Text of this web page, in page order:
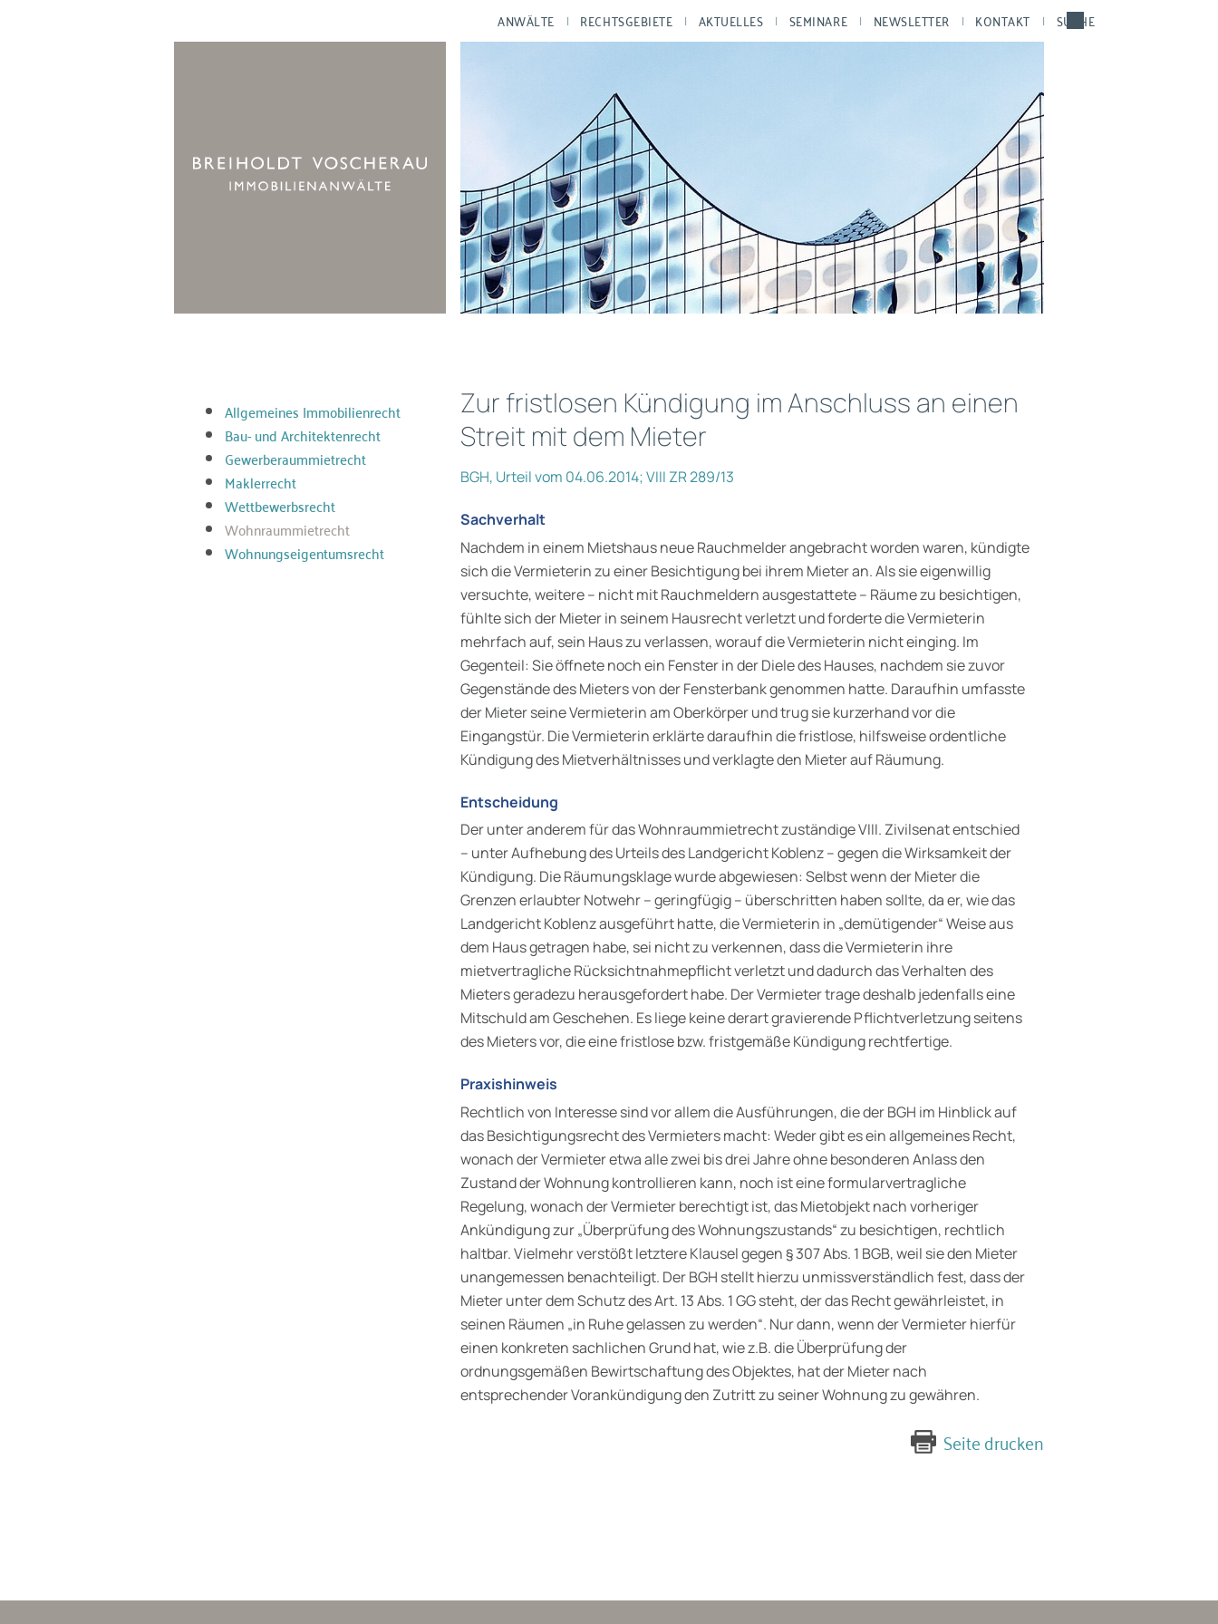
ANWÄLTE RECHTSGEBIETE AKTUELLES SEMINARE NEWSLETTER KONTAKT SUCHE
Allgemeines Immobilienrecht
Bau- und Architektenrecht
Gewerberaummietrecht
Maklerrecht
Wettbewerbsrecht
Wohnraummietrecht
Wohnungseigentumsrecht
Zur fristlosen Kündigung im Anschluss an einen
Streit mit dem Mieter
BGH, Urteil vom 04.06.2014; VIII ZR 289/13
Sachverhalt
Nachdem in einem Mietshaus neue Rauchmelder angebracht worden waren, kündigte
sich die Vermieterin zu einer Besichtigung bei ihrem Mieter an. Als sie eigenwillig
versuchte, weitere – nicht mit Rauchmeldern ausgestattete – Räume zu besichtigen,
fühlte sich der Mieter in seinem Hausrecht verletzt und forderte die Vermieterin
mehrfach auf, sein Haus zu verlassen, worauf die Vermieterin nicht einging. Im
Gegenteil: Sie öffnete noch ein Fenster in der Diele des Hauses, nachdem sie zuvor
Gegenstände des Mieters von der Fensterbank genommen hatte. Daraufhin umfasste
der Mieter seine Vermieterin am Oberkörper und trug sie kurzerhand vor die
Eingangstür. Die Vermieterin erklärte daraufhin die fristlose, hilfsweise ordentliche
Kündigung des Mietverhältnisses und verklagte den Mieter auf Räumung.
Entscheidung
Der unter anderem für das Wohnraummietrecht zuständige VIII. Zivilsenat entschied
– unter Aufhebung des Urteils des Landgericht Koblenz – gegen die Wirksamkeit der
Kündigung. Die Räumungsklage wurde abgewiesen: Selbst wenn der Mieter die
Grenzen erlaubter Notwehr – geringfügig – überschritten haben sollte, da er, wie das
Landgericht Koblenz ausgeführt hatte, die Vermieterin in „demütigender“ Weise aus
dem Haus getragen habe, sei nicht zu verkennen, dass die Vermieterin ihre
mietvertragliche Rücksichtnahmepflicht verletzt und dadurch das Verhalten des
Mieters geradezu herausgefordert habe. Der Vermieter trage deshalb jedenfalls eine
Mitschuld am Geschehen. Es liege keine derart gravierende Pflichtverletzung seitens
des Mieters vor, die eine fristlose bzw. fristgemäße Kündigung rechtfertige.
Praxishinweis
Rechtlich von Interesse sind vor allem die Ausführungen, die der BGH im Hinblick auf
das Besichtigungsrecht des Vermieters macht: Weder gibt es ein allgemeines Recht,
wonach der Vermieter etwa alle zwei bis drei Jahre ohne besonderen Anlass den
Zustand der Wohnung kontrollieren kann, noch ist eine formularvertragliche
Regelung, wonach der Vermieter berechtigt ist, das Mietobjekt nach vorheriger
Ankündigung zur „Überprüfung des Wohnungszustands“ zu besichtigen, rechtlich
haltbar. Vielmehr verstößt letztere Klausel gegen § 307 Abs. 1 BGB, weil sie den Mieter
unangemessen benachteiligt. Der BGH stellt hierzu unmissverständlich fest, dass der
Mieter unter dem Schutz des Art. 13 Abs. 1 GG steht, der das Recht gewährleistet, in
seinen Räumen „in Ruhe gelassen zu werden“. Nur dann, wenn der Vermieter hierfür
einen konkreten sachlichen Grund hat, wie z.B. die Überprüfung der
ordnungsgemäßen Bewirtschaftung des Objektes, hat der Mieter nach
entsprechender Vorankündigung den Zutritt zu seiner Wohnung zu gewähren.
Seite drucken